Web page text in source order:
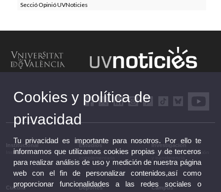
Secció Opinió UVNoticies
Institucional
Institucional
Estudios
Estudios y formación
Investigación
Investigación, innovación
Cultura Deportes Campus
Cookies y política de
privacidad
Tu privacidad es importante para nosotros. Por ello te
informamos que utilizamos cookies propias y de terceros
para realizar análisis de uso y medición de nuestra página
web con el fin de personalizar contenidos,así como
proporcionar funcionalidades a las redes sociales o